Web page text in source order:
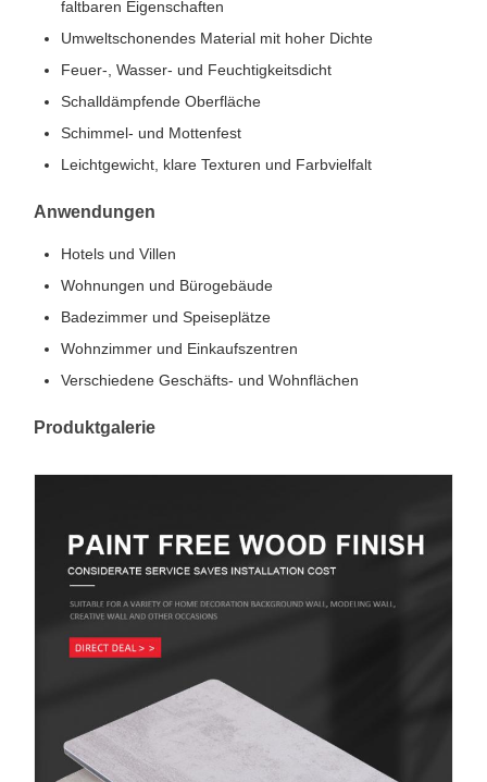
faltbaren Eigenschaften
Umweltschonendes Material mit hoher Dichte
Feuer-, Wasser- und Feuchtigkeitsdicht
Schalldämpfende Oberfläche
Schimmel- und Mottenfest
Leichtgewicht, klare Texturen und Farbvielfalt
Anwendungen
Hotels und Villen
Wohnungen und Bürogebäude
Badezimmer und Speiseplätze
Wohnzimmer und Einkaufszentren
Verschiedene Geschäfts- und Wohnflächen
Produktgalerie